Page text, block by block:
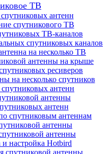
ТВ
антенн
спутникового ТВ
ТВ-каналов
спутниковых каналов
на несколько ТВ
антенны на крыше
ресиверов
на несколько спутников
антенн
антенны
антенн
спутниковым антеннам
антенны
антенны
и настройка Hotbird
спутниковой антенны